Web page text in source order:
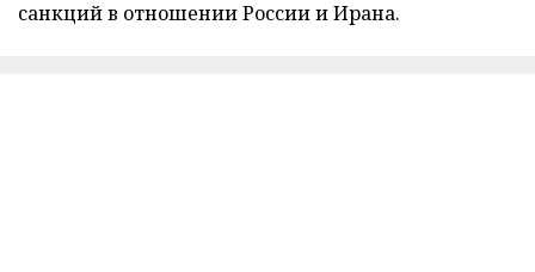
санкций в отношении России и Ирана.